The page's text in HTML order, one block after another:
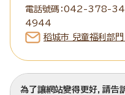
電話號碼：042-378-
4944
稻城市 兒童福利部
為了讓網站變得更好，請告